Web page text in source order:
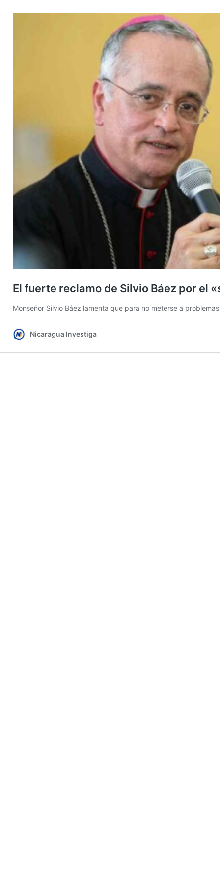
El fuerte reclamo de Silvio Báez por el
Monseñor Silvio Báez lamenta que para no meterse a
Nicaragua Investiga